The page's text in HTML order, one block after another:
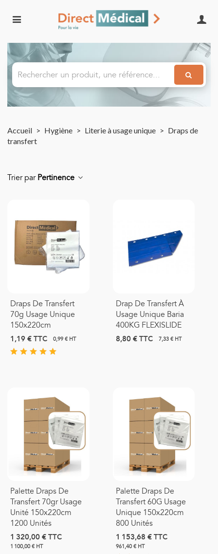
Accueil > Hygiène > Literie à usage unique > Draps de
transfert
Trier par Pertinence
Draps De Transfert
70g Usage Unique
150x220cm
1,19 €TTC 0,99 € HT
Drap De Transfert À
Usage Unique Baria
400KG FLEXISLIDE
8,80 €TTC 7,33 € HT
Palette Draps De
Transfert 70gr Usage
Unité 150x220cm
1200 Unités
1 320,00 €TTC
1 100,00 € HT
Palette Draps De
Transfert 60G Usage
Unique 150x220cm
800 Unités
1 153,68 €TTC
961,40 € HT